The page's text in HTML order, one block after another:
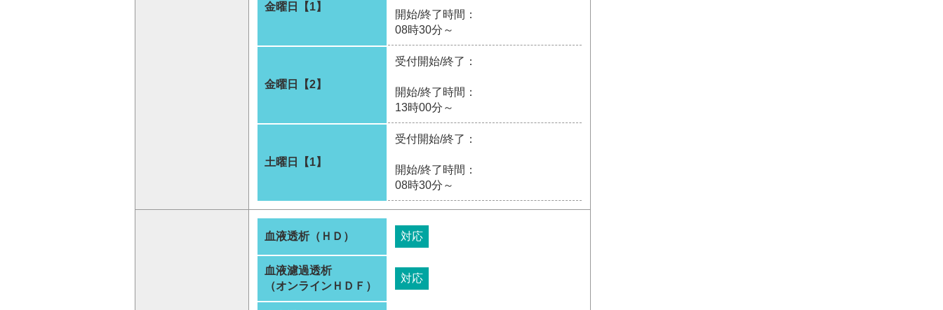
金曜日【1】
開始/終了時間：
08時30分～
金曜日【2】
受付開始/終了：
開始/終了時間：
13時00分～
土曜日【1】
受付開始/終了：
開始/終了時間：
08時30分～
血液透析（ＨＤ） 対応
血液濾過透析
（オンラインＨＤＦ）
対応